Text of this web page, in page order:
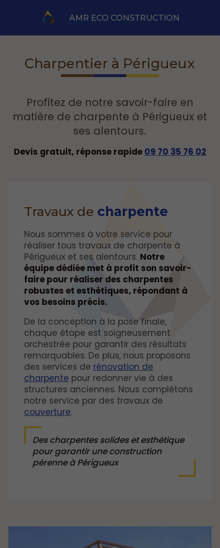
AMR ECO CONSTRUCTION
Charpentier à Périgueux
Profitez de notre savoir-faire en
matière de charpente à Périgueux et
ses alentours.
Devis gratuit, réponse rapide 09 70 35 76 02
Travaux de charpente
Nous sommes à votre service pour
réaliser tous travaux de charpente à
Périgueux et ses alentours. Notre
équipe dédiée met à profit son savoir-
faire pour réaliser des charpentes
robustes et esthétiques, répondant à
vos besoins précis.
De la conception à la pose finale,
chaque étape est soigneusement
orchestrée pour garantir des résultats
remarquables. De plus, nous proposons
des services de rénovation de
charpente pour redonner vie à des
structures anciennes. Nous complétons
notre service par des travaux de
couverture.
Des charpentes solides et esthétique
pour garantir une construction
pérenne à Périgueux